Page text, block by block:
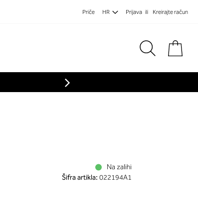
Priče HR Prijava Kreirajte račun
Na zalihi
Šifra artikla: 022194A1